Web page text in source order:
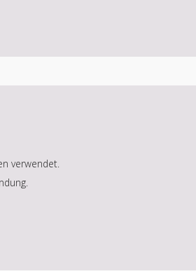
verwendet.